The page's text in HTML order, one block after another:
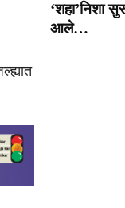
‘शहा’निशा
आले…